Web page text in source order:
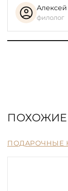
филолог
ПОДАРОЧНЫЕ